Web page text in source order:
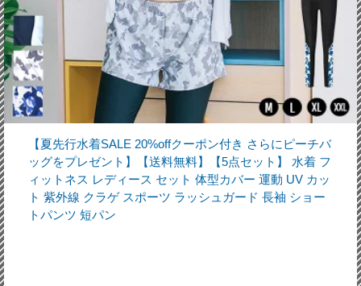
【夏先行水着SALE 20%offクーポン付き さらにピーチバ
ッグをプレゼント】【送料無料】【5点セット】 水着 フ
ィットネス レディース セット 体型カバー 運動 UV カッ
ト 紫外線 クラゲ スポーツ ラッシュガード 長袖 ショー
トパンツ 短パン